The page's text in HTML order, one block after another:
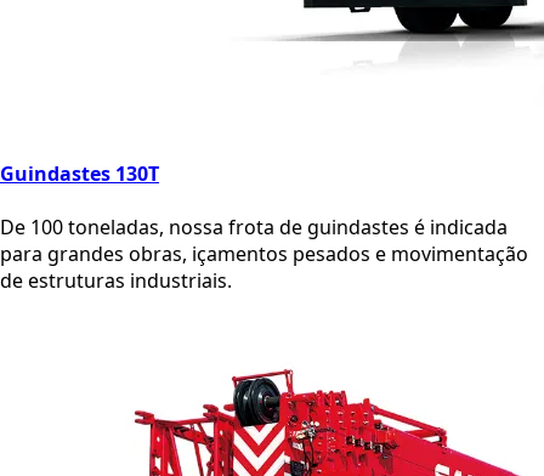
Guindastes 130T
De 100 toneladas, nossa frota de guindastes é indicada
para grandes obras, içamentos pesados e movimentação
de estruturas industriais.